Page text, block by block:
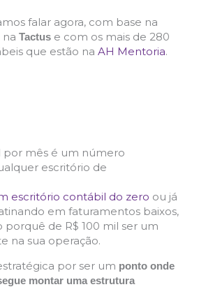
falar agora, com base na
Tactus e com os mais de 280
que estão na AH Mentoria.
por mês é um número
escritório de
escritório contábil do zero ou já
em faturamentos baixos,
de R$ 100 mil ser um
na sua operação.
por ser um ponto onde
montar uma estrutura